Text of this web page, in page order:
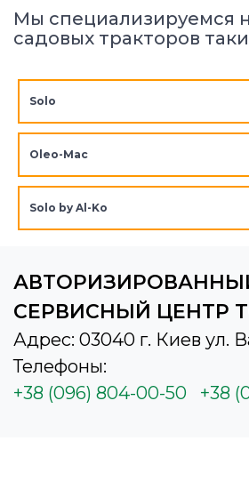
Мы специализируемся
садовых тракторов
Solo
Oleo-Mac
Solo by Al-Ko
СЕРВИСНЫЙ ЦЕНТР
Адрес: 03040 г. Киев ул.
Телефоны:
+38 (096) 804-00-50
+38